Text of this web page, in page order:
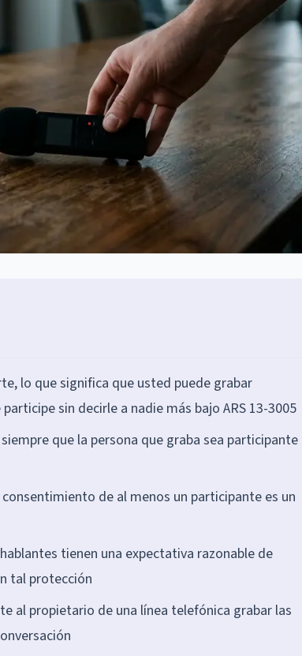
lo que significa que usted puede grabar
sin decirle a nadie más bajo ARS 13-3005
que la persona que graba sea participante
de al menos un participante es un
tienen una expectativa razonable de
tal protección
al propietario de una línea telefónica grabar las